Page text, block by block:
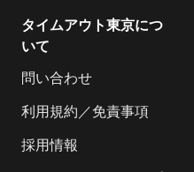
タイムアウト東京につ
いて
問い合わせ
利用規約／免責事項
採用情報